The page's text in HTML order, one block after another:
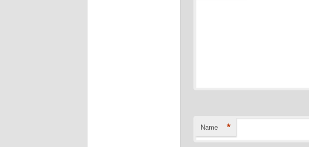
Name *